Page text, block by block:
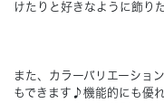
けたりと好きなように飾り
また、カラーバリエーショ
もできます♪機能的にも優